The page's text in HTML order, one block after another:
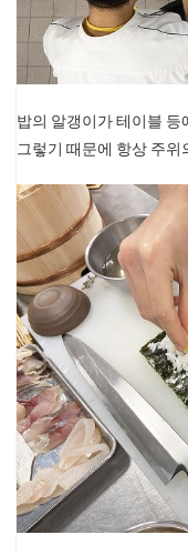
밥의 알갱이가 테이블
그렇기 때문에 항상 주